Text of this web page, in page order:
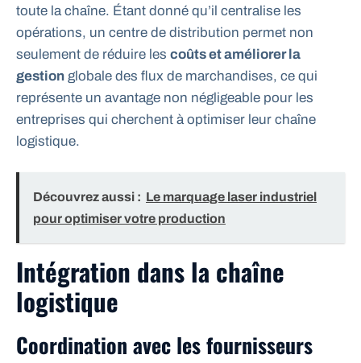
toute la chaîne. Étant donné qu’il centralise les
opérations, un centre de distribution permet non
seulement de réduire les coûts et améliorer la
gestion globale des flux de marchandises, ce qui
représente un avantage non négligeable pour les
entreprises qui cherchent à optimiser leur chaîne
logistique.
Découvrez aussi : Le marquage laser industriel
pour optimiser votre production
Intégration dans la chaîne
logistique
Coordination avec les fournisseurs